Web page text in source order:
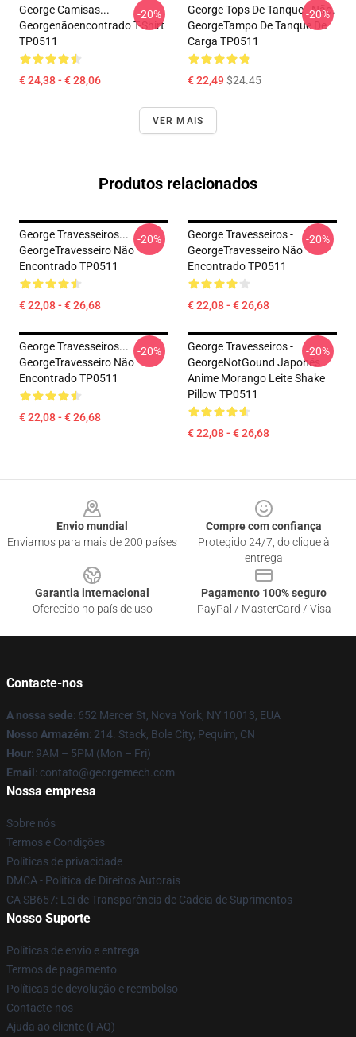
George Camisas...
Georgenãoencontrado T-Shirt
TP0511
€ 24,38 - € 28,06
-20%
George Tops De Tanque - Não.
GeorgeTampo De Tanque De
Carga TP0511
€ 22,49$24.45
-20%
VER MAIS
Produtos relacionados
George Travesseiros...
GeorgeTravesseiro Não
Encontrado TP0511
€ 22,08 - € 26,68
-20%
George Travesseiros -
GeorgeTravesseiro Não
Encontrado TP0511
€ 22,08 - € 26,68
-20%
George Travesseiros...
GeorgeTravesseiro Não
Encontrado TP0511
€ 22,08 - € 26,68
-20%
George Travesseiros -
GeorgeNotGound Japonês
Anime Morango Leite Shake
Pillow TP0511
€ 22,08 - € 26,68
-20%
Envio mundial
Enviamos para mais de 200 países
Compre com confiança
Protegido 24/7, do clique à
entrega
Garantia internacional
Oferecido no país de uso
Pagamento 100% seguro
PayPal / MasterCard / Visa
Contacte-nos
A nossa sede: 652 Mercer St, Nova York, NY 10013, EUA
Nosso Armazém: 214. Stack, Bole City, Pequim, CN
Hour: 9AM – 5PM (Mon – Fri)
Email : contato@georgemech.com
Nossa empresa
Sobre nós
Termos e Condições
Políticas de privacidade
DMCA - Política de Direitos Autorais
CA SB657: Lei de Transparência de Cadeia de Suprimentos
Nosso Suporte
Políticas de envio e entrega
Termos de pagamento
Políticas de devolução e reembolso
Contacte-nos
Ajuda ao cliente (FAQ)